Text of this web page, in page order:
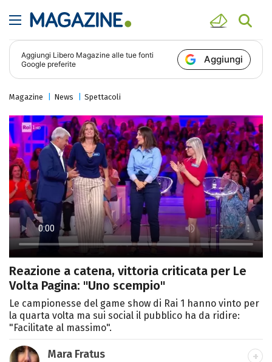
Aggiungi Libero Magazine alle tue fonti
Google preferite
Aggiungi
Magazine News Spettacoli
Reazione a catena, vittoria criticata per Le
Volta Pagina: "Uno scempio"
Le campionesse del game show di Rai 1 hanno vinto per
la quarta volta ma sui social il pubblico ha da ridire:
"Facilitate al massimo".
Mara Fratus